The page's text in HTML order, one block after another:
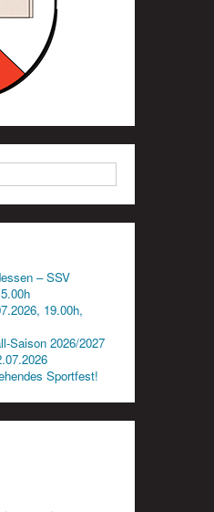
– SSV
19.00h,
Saison 2026/2027
Sportfest!